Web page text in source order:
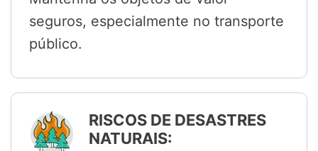
seguros, especialmente no transporte
público.
RISCOS DE DESASTRES
NATURAIS: